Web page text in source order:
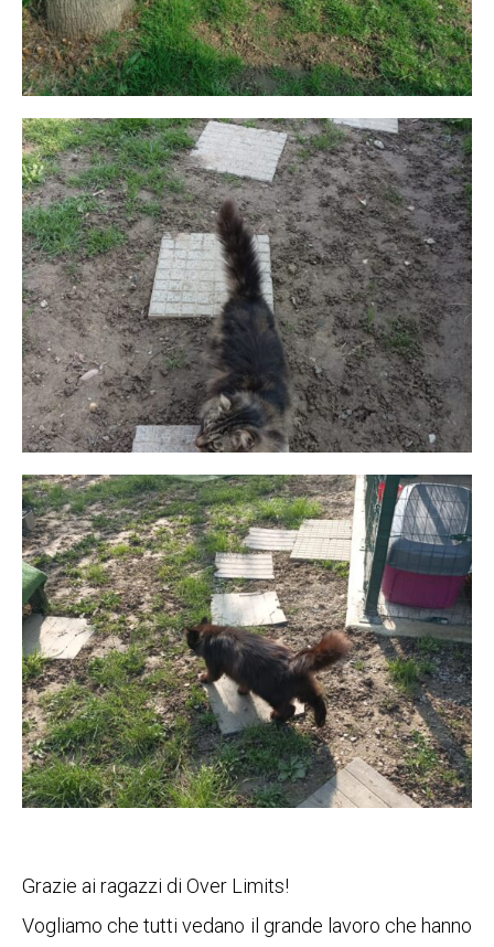
Grazie ai ragazzi di Over Limits!
Vogliamo che tutti vedano il grande lavoro che hanno